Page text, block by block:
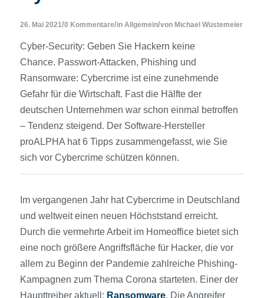
26. Mai 2021/0 Kommentare/in Allgemein/von Michael Wüstemeier
Cyber-Security: Geben Sie Hackern keine
Chance. Passwort-Attacken, Phishing und
Ransomware: Cybercrime ist eine zunehmende
Gefahr für die Wirtschaft. Fast die Hälfte der
deutschen Unternehmen war schon einmal betroffen
– Tendenz steigend. Der Software-Hersteller
proALPHA hat 6 Tipps zusammengefasst, wie Sie
sich vor Cybercrime schützen können.
Im vergangenen Jahr hat Cybercrime in Deutschland
und weltweit einen neuen Höchststand erreicht.
Durch die vermehrte Arbeit im Homeoffice bietet sich
eine noch größere Angriffsfläche für Hacker, die vor
allem zu Beginn der Pandemie zahlreiche Phishing-
Kampagnen zum Thema Corona starteten. Einer der
Haupttreiber aktuell: Ransomware. Die Angreifer